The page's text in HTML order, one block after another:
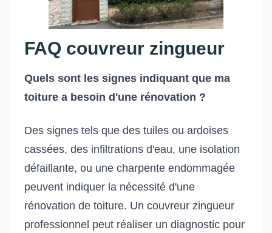
FAQ couvreur zingueur
Quels sont les signes indiquant que ma
toiture a besoin d'une rénovation ?
Des signes tels que des tuiles ou ardoises
cassées, des infiltrations d'eau, une isolation
défaillante, ou une charpente endommagée
peuvent indiquer la nécessité d'une
rénovation de toiture. Un couvreur zingueur
professionnel peut réaliser un diagnostic pour